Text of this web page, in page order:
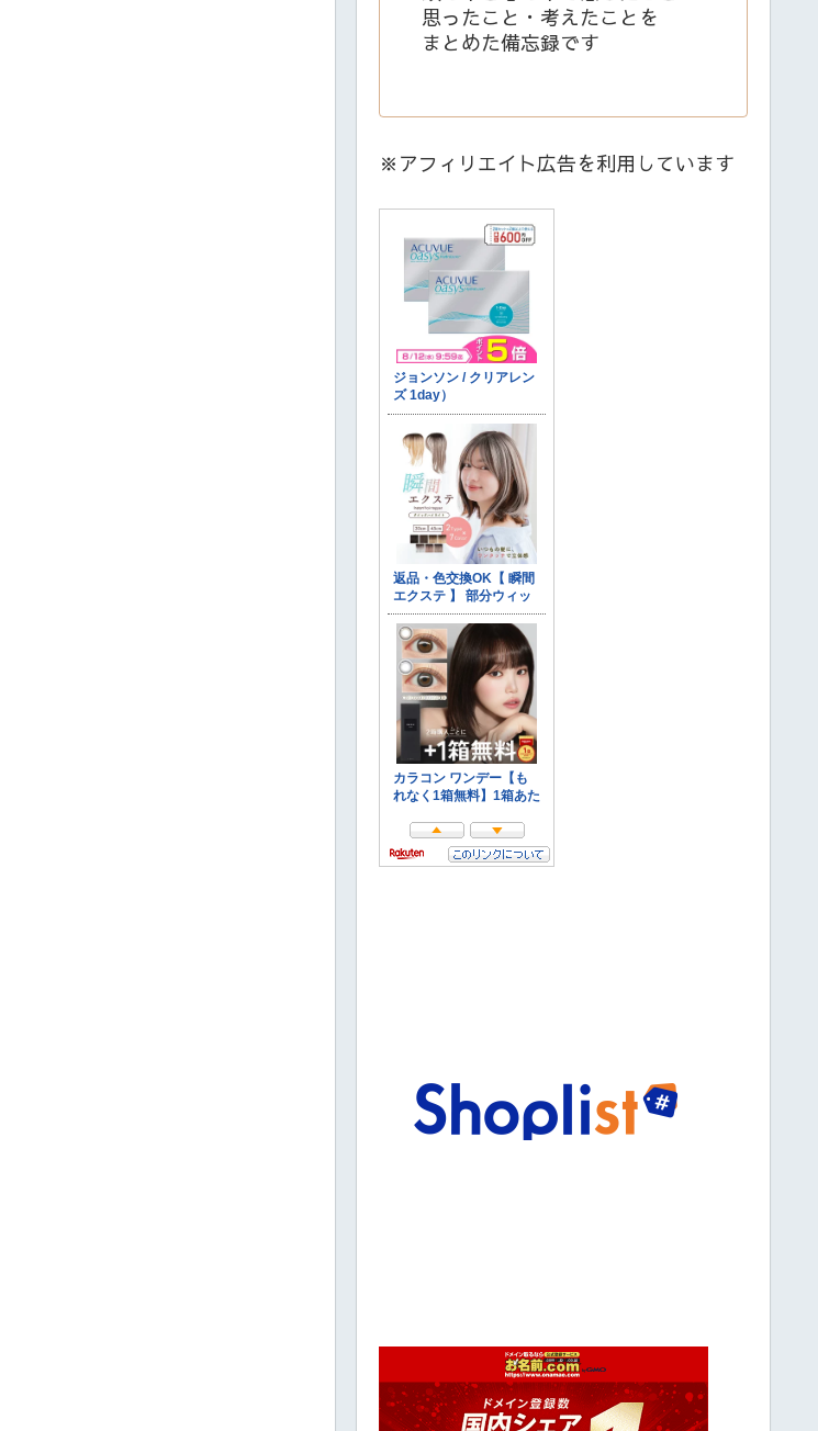
思ったこと・考えたことを
まとめた備忘録です
※アフィリエイト広告を利用しています